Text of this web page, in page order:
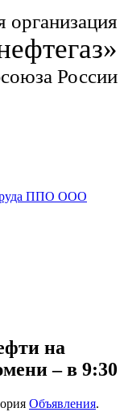
России
ППО ООО
на
– в 9:30
Объявления.